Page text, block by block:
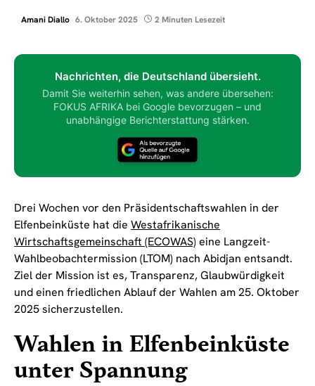
Amani Diallo 6. Oktober 2025 2 Minuten Lesezeit
Nachrichten, die Deutschland übersieht.
Damit Sie weiterhin sehen, was andere übersehen:
FOKUS AFRIKA bei Google bevorzugen – und
unabhängige Berichterstattung stärken.
Drei Wochen vor den Präsidentschaftswahlen in der
Elfenbeinküste hat die Westafrikanische
Wirtschaftsgemeinschaft (ECOWAS)eine Langzeit-
Wahlbeobachtermission (LTOM) nach Abidjan entsandt.
Ziel der Mission ist es, Transparenz, Glaubwürdigkeit
und einen friedlichen Ablauf der Wahlen am 25. Oktober
2025 sicherzustellen.
Wahlen in Elfenbeinküste
unter Spannung